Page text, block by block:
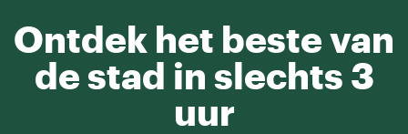
Ontdek het beste van
de stad in slechts 3
uur